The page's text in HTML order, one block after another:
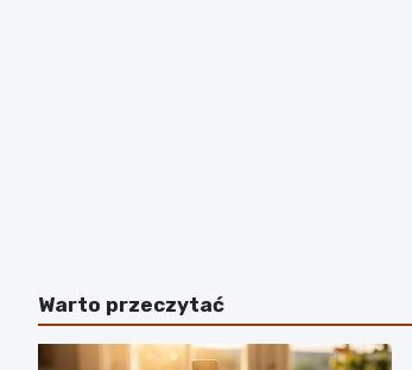
Warto przeczytać